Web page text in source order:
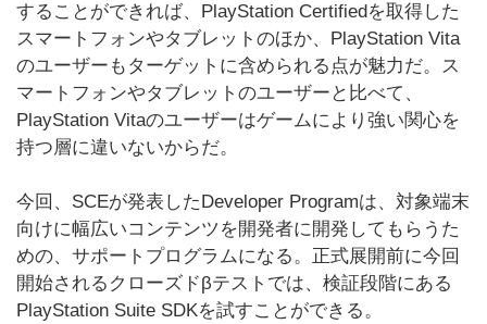
することができれば、PlayStation Certifiedを取得した
スマートフォンやタブレットのほか、PlayStation Vita
のユーザーもターゲットに含められる点が魅力だ。ス
マートフォンやタブレットのユーザーと比べて、
PlayStation Vitaのユーザーはゲームにより強い関心を
持つ層に違いないからだ。
今回、SCEが発表したDeveloper Programは、対象端末
向けに幅広いコンテンツを開発者に開発してもらうた
めの、サポートプログラムになる。正式展開前に今回
開始されるクローズドβテストでは、検証段階にある
PlayStation Suite SDKを試すことができる。